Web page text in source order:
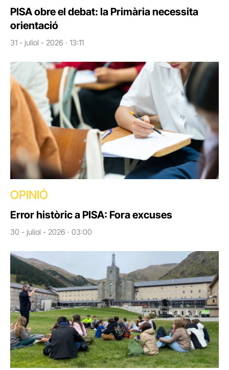
PISA obre el debat: la Primària necessita
orientació
31 - juliol - 2026 · 13:11
OPINIÓ
Error històric a PISA: Fora excuses
30 - juliol - 2026 · 03:00